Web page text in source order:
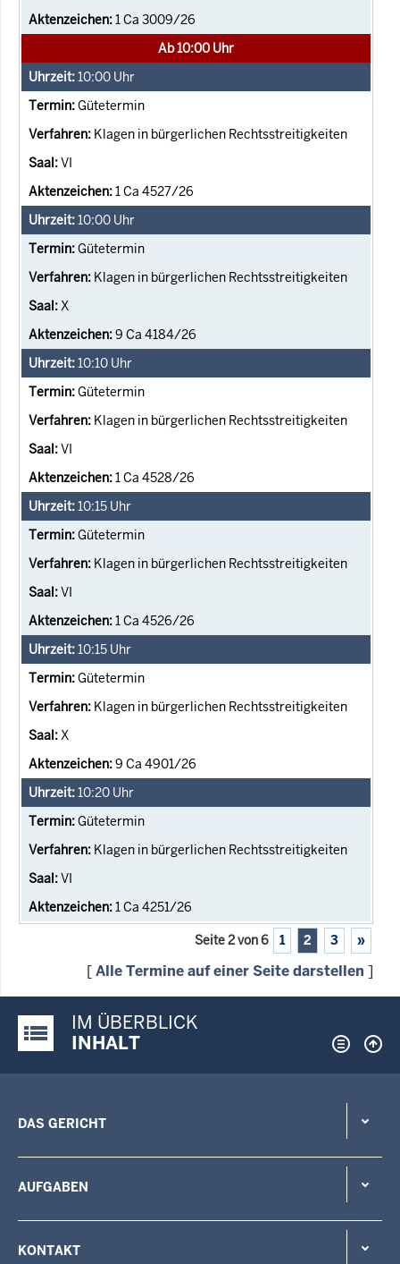
1 Ca 3009/26
Ab 10:00 Uhr
10:00 Uhr
Gütetermin
Klagen in bürgerlichen Rechtsstreitigkeiten
VI
1 Ca 4527/26
10:00 Uhr
Gütetermin
Klagen in bürgerlichen Rechtsstreitigkeiten
X
9 Ca 4184/26
10:10 Uhr
Gütetermin
Klagen in bürgerlichen Rechtsstreitigkeiten
VI
1 Ca 4528/26
10:15 Uhr
Gütetermin
Klagen in bürgerlichen Rechtsstreitigkeiten
VI
1 Ca 4526/26
10:15 Uhr
Gütetermin
Klagen in bürgerlichen Rechtsstreitigkeiten
X
9 Ca 4901/26
10:20 Uhr
Gütetermin
Klagen in bürgerlichen Rechtsstreitigkeiten
VI
1 Ca 4251/26
Seite 2 von 6 1 2 3 »
[Alle Termine auf einer Seite darstellen ]
Justiz-Portal im Überblick:
IM ÜBERBLICK
INHALT
DAS GERICHT
AUFGABEN
KONTAKT